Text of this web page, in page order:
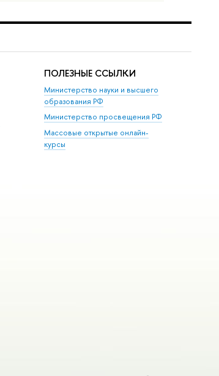
ПОЛЕЗНЫЕ ССЫЛКИ
Министерство науки и высшего
образования РФ
Министерство просвещения РФ
Массовые открытые онлайн-
курсы